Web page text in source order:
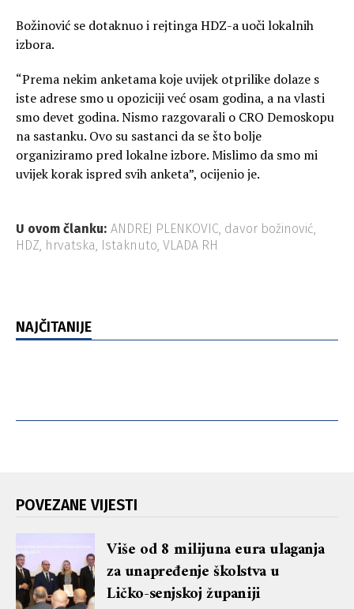
Božinović se dotaknuo i rejtinga HDZ-a uoči lokalnih
izbora.
“Prema nekim anketama koje uvijek otprilike dolaze s
iste adrese smo u opoziciji već osam godina, a na vlasti
smo devet godina. Nismo razgovarali o CRO Demoskopu
na sastanku. Ovo su sastanci da se što bolje
organiziramo pred lokalne izbore. Mislimo da smo mi
uvijek korak ispred svih anketa”, ocijenio je.
U ovom članku: ANDREJ PLENKOVIC davor božinović
HDZ hrvatska Istaknuto VLADA RH
NAJČITANIJE
POVEZANE VIJESTI
Više od 8 milijuna eura ulaganja
za unapređenje školstva u
Ličko-senjskoj županiji